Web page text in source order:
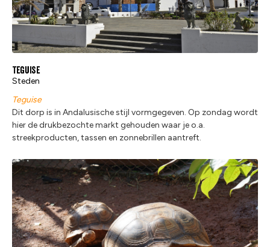
Teguise
Steden
Teguise
Dit dorp is in Andalusische stijl vormgegeven. Op zondag wordt
hier de drukbezochte markt gehouden waar je o.a.
streekproducten, tassen en zonnebrillen aantreft.